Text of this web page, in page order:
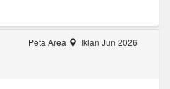
Peta Area Iklan Jun 2026